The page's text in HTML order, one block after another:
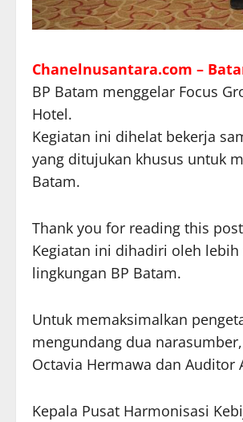
Chanelnusantara.com –
BP Batam menggelar Focus
Hotel.
Kegiatan ini dihelat bekerja
yang ditujukan khusus untuk
Batam.
Thank you for reading this
Kegiatan ini dihadiri oleh
lingkungan BP Batam.
Untuk memaksimalkan
mengundang dua
Octavia Hermawa dan Auditor
Kepala Pusat Harmonisasi